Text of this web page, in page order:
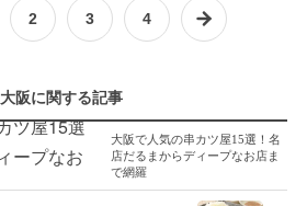
2 3 4
大阪に関する記事
大阪で人気の串カツ屋15選！名
店だるまからディープなお店ま
で網羅